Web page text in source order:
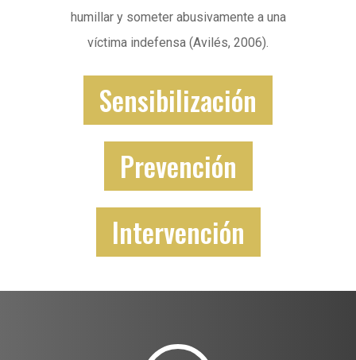
humillar y someter abusivamente a una
víctima indefensa (Avilés, 2006).
Sensibilización
Prevención
Intervención